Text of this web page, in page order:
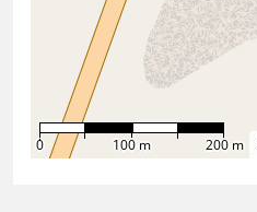
0 100 m 200 m